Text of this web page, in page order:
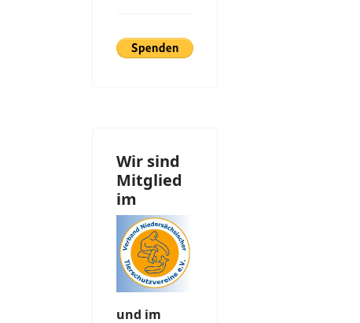
Wir sind
Mitglied
im
und im